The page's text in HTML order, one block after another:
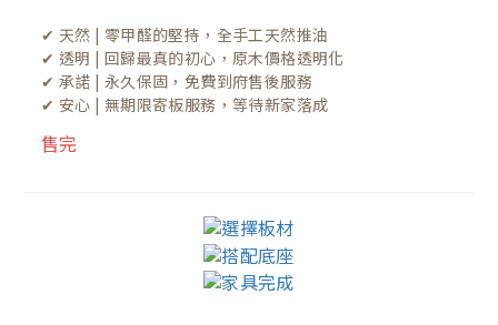
✔ 天然 | 零甲醛的堅持，全手工天然推油
✔ 透明 | 回歸最真的初心，原木價格透明化
✔ 承諾 | 永久保固，免費到府售後服務
✔ 安心 | 無期限寄板服務，等待新家落成
售完